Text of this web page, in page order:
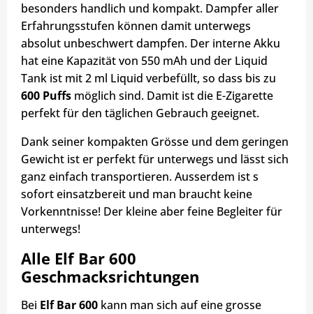
besonders handlich und kompakt. Dampfer aller
Erfahrungsstufen können damit unterwegs
absolut unbeschwert dampfen. Der interne Akku
hat eine Kapazität von 550 mAh und der Liquid
Tank ist mit 2 ml Liquid verbefüllt, so dass bis zu
600 Puffs möglich sind. Damit ist die E-Zigarette
perfekt für den täglichen Gebrauch geeignet.
Dank seiner kompakten Grösse und dem geringen
Gewicht ist er perfekt für unterwegs und lässt sich
ganz einfach transportieren. Ausserdem ist s
sofort einsatzbereit und man braucht keine
Vorkenntnisse! Der kleine aber feine Begleiter für
unterwegs!
Alle Elf Bar 600
Geschmacksrichtungen
Bei Elf Bar 600 kann man sich auf eine grosse